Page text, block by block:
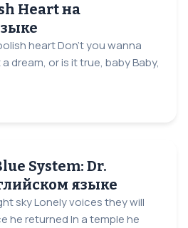
Heart на
heart Don't you wanna
dream, or is it true, baby Baby,
System: Dr.
языке
sky Lonely voices they will
he returned In a temple he